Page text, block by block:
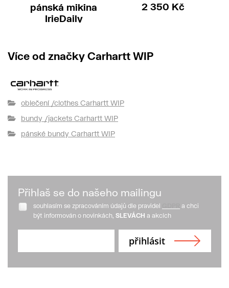
pánská mikina
IrieDaily
2 990 Kč
2 350 Kč
Více od značky Carhartt WIP
oblečení /clothes Carhartt WIP
bundy /jackets Carhartt WIP
pánské bundy Carhartt WIP
Přihlaš se do našeho mailingu
souhlasím se zpracováním údajů dle pravidel
a chci
být informován o novinkách, SLEVÁCH a akcích